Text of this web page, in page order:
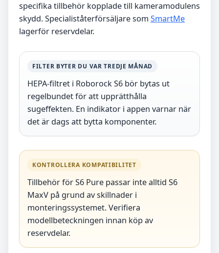
specifika tillbehör kopplade till kameramodulens
skydd. Specialiståterförsäljare som SmartMe
lagerför reservdelar.
FILTER BYTER DU VAR TREDJE MÅNAD
HEPA-filtret i Roborock S6 bör bytas ut
regelbundet för att upprätthålla
sugeffekten. En indikator i appen varnar när
det är dags att bytta komponenter.
KONTROLLERA KOMPATIBILITET
Tillbehör för S6 Pure passar inte alltid S6
MaxV på grund av skillnader i
monteringssystemet. Verifiera
modellbeteckningen innan köp av
reservdelar.